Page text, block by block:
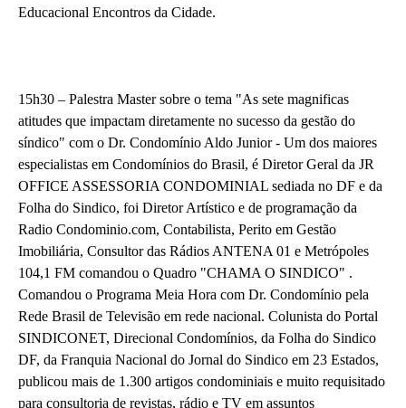
Educacional Encontros da Cidade.
15h30 – Palestra Master sobre o tema "As sete magnificas
atitudes que impactam diretamente no sucesso da gestão do
síndico" com o Dr. Condomínio Aldo Junior - Um dos maiores
especialistas em Condomínios do Brasil, é Diretor Geral da JR
OFFICE ASSESSORIA CONDOMINIAL sediada no DF e da
Folha do Sindico, foi Diretor Artístico e de programação da
Radio Condominio.com, Contabilista, Perito em Gestão
Imobiliária, Consultor das Rádios ANTENA 01 e Metrópoles
104,1 FM comandou o Quadro "CHAMA O SINDICO" .
Comandou o Programa Meia Hora com Dr. Condomínio pela
Rede Brasil de Televisão em rede nacional. Colunista do Portal
SINDICONET, Direcional Condomínios, da Folha do Sindico
DF, da Franquia Nacional do Jornal do Sindico em 23 Estados,
publicou mais de 1.300 artigos condominiais e muito requisitado
para consultoria de revistas, rádio e TV em assuntos